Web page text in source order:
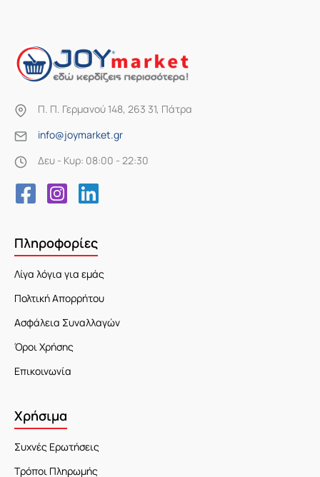
Π. Π. Γερμανού 148, 263 31, Πάτρα
info@joymarket.gr
Δευ - Κυρ: 08:00 - 22:30
Πληροφορίες
Λίγα λόγια για εμάς
Πολτική Απορρήτου
Ασφάλεια Συναλλαγών
Όροι Χρήσης
Επικοινωνία
Χρήσιμα
Συχνές Ερωτήσεις
Τρόποι Πληρωμής